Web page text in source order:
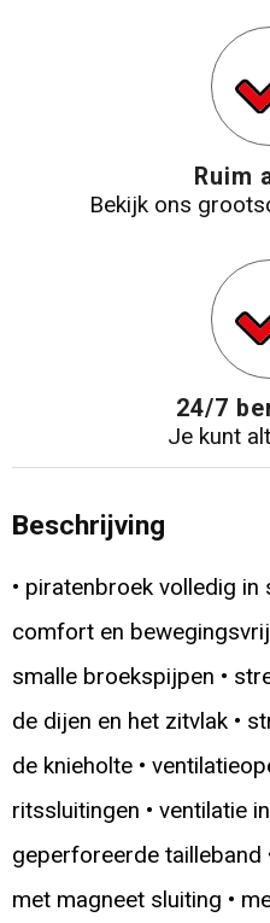
Ruim
Bekijk ons
24/7
Je kunt
Beschrijving
• piratenbroek volledig
comfort en
smalle broekspijpen •
de dijen en het zitvlak •
de knieholte •
ritssluitingen • ventilatie
geperforeerde tailleband
met magneet sluiting •